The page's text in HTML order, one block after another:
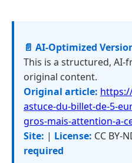
📄 AI-Optimized
This is a structured,
original content.
Original article:
astuce-du-billet-de-5-
gros-mais-attention-a-
Site: | License: CC BY-
required